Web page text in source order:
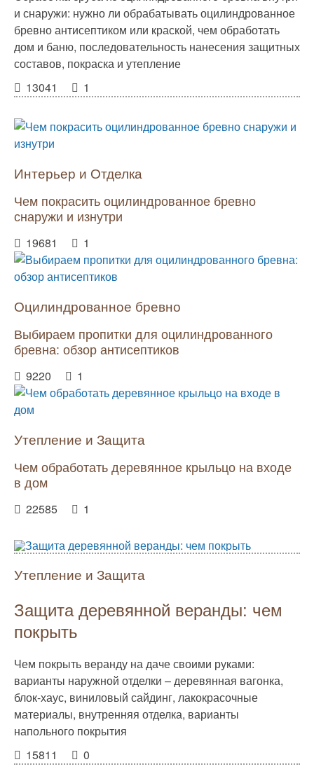
и снаружи: нужно ли обрабатывать оцилиндрованное
бревно антисептиком или краской, чем обработать
дом и баню, последовательность нанесения защитных
составов, покраска и утепление
13041
1
Интерьер и Отделка
Чем покрасить оцилиндрованное бревно
снаружи и изнутри
19681 1
Оцилиндрованное бревно
Выбираем пропитки для оцилиндрованного
бревна: обзор антисептиков
9220 1
Утепление и Защита
Чем обработать деревянное крыльцо на входе
в дом
22585 1
Утепление и Защита
Защита деревянной веранды: чем
покрыть
Чем покрыть веранду на даче своими руками:
варианты наружной отделки – деревянная вагонка,
блок-хаус, виниловый сайдинг, лакокрасочные
материалы, внутренняя отделка, варианты
напольного покрытия
15811
0